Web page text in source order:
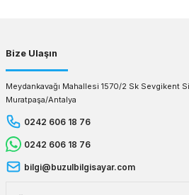
Bize Ulaşın
Meydankavağı Mahallesi 1570/2 Sk Sevgikent
Muratpaşa/Antalya
0242 606 18 76
0242 606 18 76
bilgi@buzulbilgisayar.com